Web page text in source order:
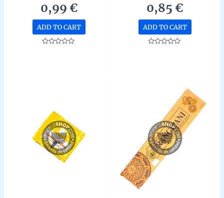
0,99€
ADD TO CART
unidad de 15g
0,85€
ADD TO CART